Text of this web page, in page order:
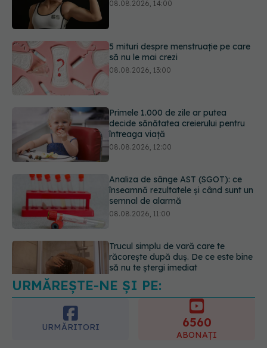
08.08.2026, 13:00
Primele 1.000 de zile ar putea
decide sănătatea creierului pentru
întreaga viață
Analiza de sânge AST (SGOT): ce
înseamnă rezultatele și când sunt un
semnal de alarmă
08.08.2026, 11:00
Trucul simplu de vară care te
răcorește după duș. De ce este bine
să nu te ștergi imediat
08.08.2026, 10:37
Bacteria din intestin care a crescut
forța musculară cu 30%
08.08.2026, 14:00
URMĂREȘTE-NE ȘI PE:
URMĂRITORI
365 1401
URMĂRITORI